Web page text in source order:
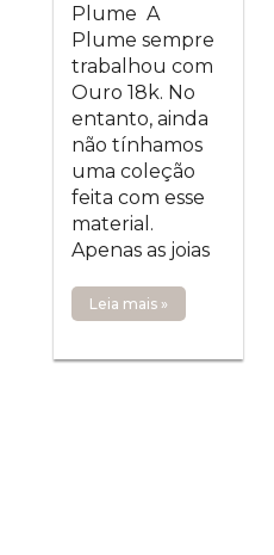
Plume A
Plume sempre
trabalhou com
Ouro 18k. No
entanto, ainda
não tínhamos
uma coleção
feita com esse
material.
Apenas as joias
Leia mais »